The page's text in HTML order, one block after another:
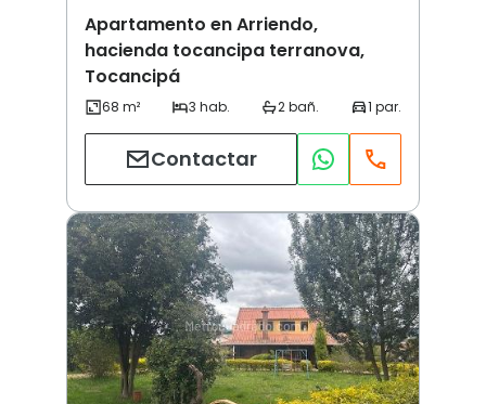
Apartamento en Arriendo,
hacienda tocancipa terranova,
Tocancipá
Contactar